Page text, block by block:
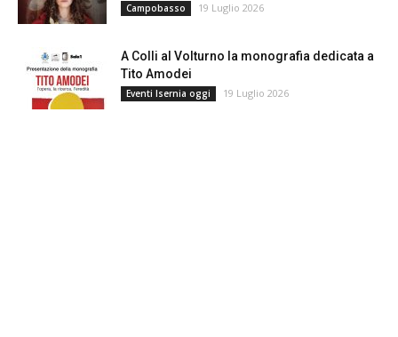
Campobasso 19 Luglio 2026
A Colli al Volturno la monografia dedicata a
Tito Amodei
Eventi Isernia oggi 19 Luglio 2026